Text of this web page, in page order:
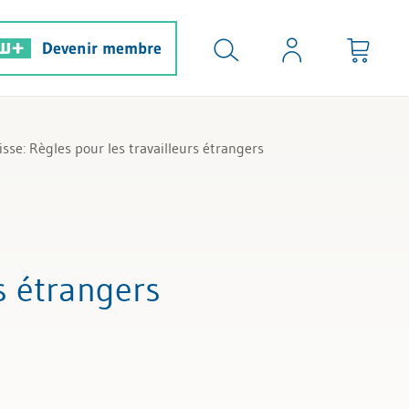
Devenir membre
Règles pour les travailleurs étrangers
étrangers